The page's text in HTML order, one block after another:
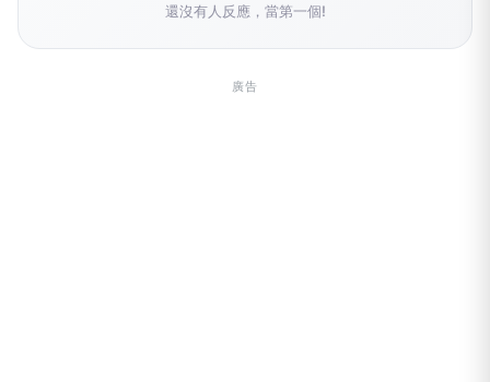
還沒有人反應，當第一個!
廣告